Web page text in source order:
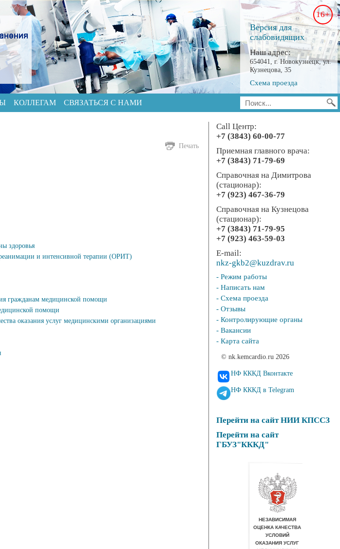
16+
Версия для
слабовидящих
Наш адрес:
654041, г. Новокузнецк, ул.
Кузнецова, 35
Схема проезда
КОЛЛЕГАМ СВЯЗАТЬСЯ С НАМИ
Печать
здоровья
и интенсивной терапии (ОРИТ)
гражданам медицинской помощи
помощи
оказания услуг медицинскими организациями
Call Центр:
+7 (3843) 60-00-77
Приемная главного врача:
+7 (3843) 71-79-69
Справочная на Димитрова
(стационар):
+7 (923) 467-36-79
Справочная на Кузнецова
(стационар):
+7 (3843) 71-79-95
+7 (923) 463-59-03
E-mail:
nkz-gkb2@kuzdrav.ru
- Режим работы
- Написать нам
- Схема проезда
- Отзывы
- Контролирующие органы
- Вакансии
- Карта сайта
© nk.kemcardio.ru 2026
НФ КККД Вконтакте
НФ КККД в Telegram
Перейти на сайт НИИ КПССЗ
Перейти на сайт
ГБУЗ"КККД"